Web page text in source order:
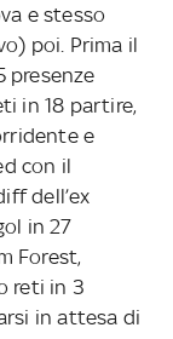
e stesso
poi. Prima il
presenze
in 18 partire,
e
con il
dell’ex
in 27
Forest,
reti in 3
in attesa di